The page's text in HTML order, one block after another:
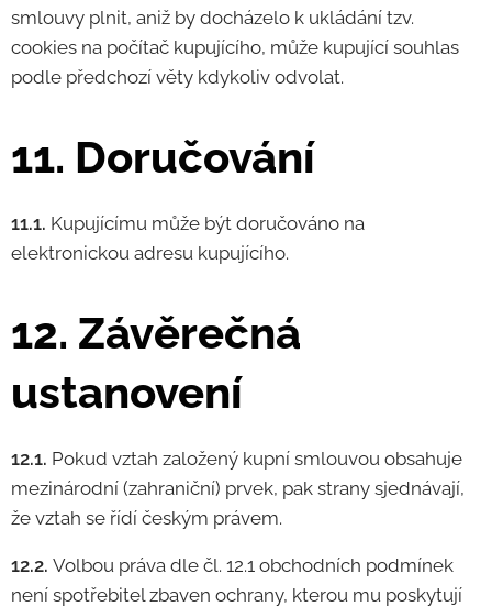
smlouvy plnit, aniž by docházelo k ukládání tzv.
cookies na počítač kupujícího, může kupující souhlas
podle předchozí věty kdykoliv odvolat.
11. Doručování
11.1. Kupujícímu může být doručováno na
elektronickou adresu kupujícího.
12. Závěrečná
ustanovení
12.1. Pokud vztah založený kupní smlouvou obsahuje
mezinárodní (zahraniční) prvek, pak strany sjednávají,
že vztah se řídí českým právem.
12.2. Volbou práva dle čl. 12.1 obchodních podmínek
není spotřebitel zbaven ochrany, kterou mu poskytují